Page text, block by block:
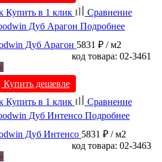
Купить в 1 клик
Сравнение
Подробнее
Дуб Арагон 5831 ₽ / м2
код товара: 02-3461
Купить дешевле
Купить в 1 клик
Сравнение
Подробнее
Дуб Интенсо 5831 ₽ / м2
код товара: 02-3463